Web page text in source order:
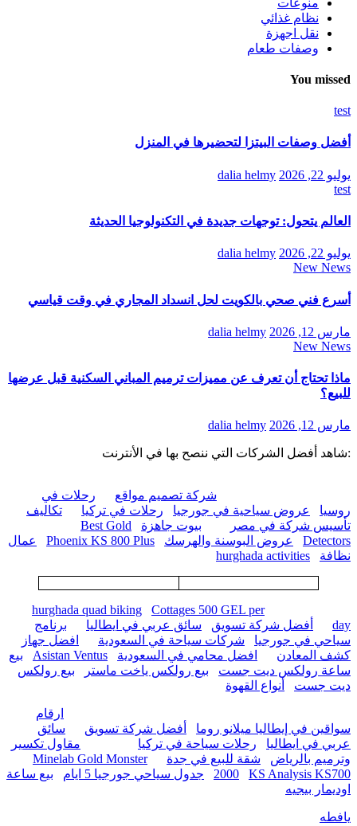
نظام غذائي
نقل اجهزة
وصفات طعام
You missed
test
أفضل وصفات البيتزا لتحضيرها في المنزل
يوليو 22, 2026
dalia helmy
test
العالم يتحول: توجهات جديدة في التكنولوجيا الحديثة
يوليو 22, 2026
dalia helmy
New News
أسرع فني صحي بالكويت لحل انسداد المجاري في وقت قياسي
مارس 12, 2026
dalia helmy
New News
ماذا تحتاج أن تعرف عن مميزات ترميم المباني السكنية قبل عرضها
للبيع؟
مارس 12, 2026 dalia helmy
:شاهد أفضل الشركات التي ننصح بها في الأنترنت
شركة تصميم مواقع
رحلات في
روسيا
عروض سياحية في جورجيا رحلات في تركيا
تكاليف
تأسيس شركة في مصر
بيوت جاهزة
Best Gold
Detectors
عروض البوسنة والهرسك Phoenix KS 800 Plus
عمال
نظافة
hurghada activities
hurghada quad biking
Cottages 500 GEL per
day
أفضل شركة تسويق سائق عربي في ايطاليا
برنامج
سياحي في جورجيا
شركات سياحة في السعودية
افضل جهاز
كشف المعادن
افضل محامي في السعودية Asistan Ventus
بيع
ساعة رولكس ديت جست
بيع رولكس ياخت ماستر
بيع رولكس
ديت جست
أنواع القهوة
ارقام
سواقين في إيطاليا ميلانو روما
أفضل شركة تسويق
سائق
عربي في ايطاليا
رحلات سياحة في تركيا
مقاول تكسير
وترميم بالرياض
شقة للبيع في جدة
Minelab Gold Monster
2000
KS Analysis KS700 جدول سياحي جورجيا 5 ايام
بيع ساعة
اوديمار بيجيه
يافطه